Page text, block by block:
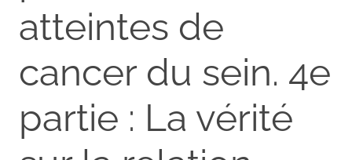
atteintes de
cancer du sein. 4e
partie : La vérité